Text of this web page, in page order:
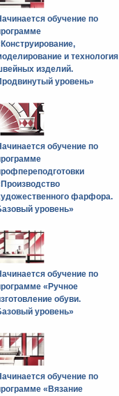
обучение по
и технология
изделий.
уровень»
обучение по
фарфора.
уровень»
обучение по
«Ручное
обуви.
уровень»
обучение по
«Вязание